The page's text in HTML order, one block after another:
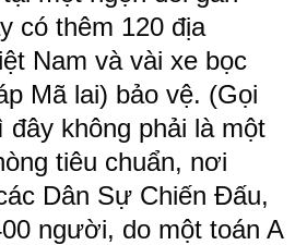
có thêm 120 địa
Nam và vài xe bọc
Mã lai) bảo vệ. (Gọi
đây không phải là một
tiêu chuẩn, nơi
Dân Sự Chiến Đấu,
người, do một toán A